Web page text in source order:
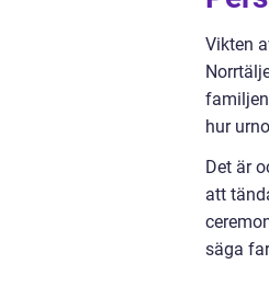
Vikten
hur
Det är
att
säga